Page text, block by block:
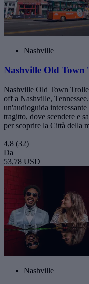
Nashville
Nashville Old Town
Nashville Old Town
off a Nashville,
un'audioguida
tragitto, dove scendere e
per scoprire la Città della
4,8 (32)
Da
53,78 USD
Nashville